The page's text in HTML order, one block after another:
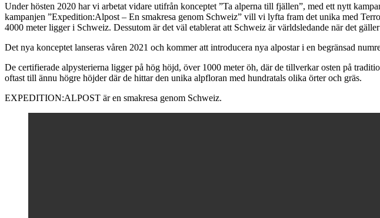
Under hösten 2020 har vi arbetat vidare utifrån konceptet ”Ta alperna till fjällen”, med ett nytt
kampanjen ”Expedition:Alpost – En smakresa genom Schweiz” vill vi lyfta fram det unika med
4000 meter ligger i Schweiz. Dessutom är det väl etablerat att Schweiz är världsledande när det
Det nya konceptet lanseras våren 2021 och kommer att introducera nya alpostar i en begränsad
De certifierade alpysterierna ligger på hög höjd, över 1000 meter öh, där de tillverkar osten på
oftast till ännu högre höjder där de hittar den unika alpfloran med hundratals olika örter och gräs.
EXPEDITION:ALPOST är en smakresa genom Schweiz.